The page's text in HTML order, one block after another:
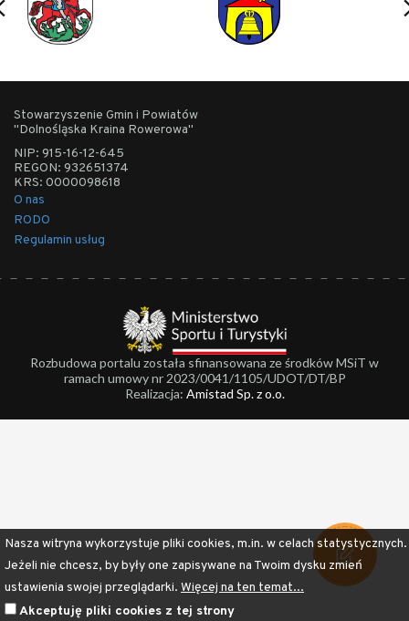
Stowarzyszenie Gmin i Powiatów
"Dolnośląska Kraina Rowerowa"
NIP: 915-16-12-645
REGON: 932651374
KRS: 0000098618
O nas
RODO
Regulamin usług
Rozbudowa portalu została sfinansowana ze środków MSiT w
ramach umowy nr 2023/0041/1105/UDOT/DT/BP
Realizacja: Amistad Sp. z o.o.
Nasza witryna wykorzystuje pliki cookies, m.in. w celach statystycznych.
Jeżeli nie chcesz, by były one zapisywane na Twoim dysku zmień
ustawienia swojej przeglądarki. Więcej na ten temat...
Akceptuję pliki cookies z tej strony